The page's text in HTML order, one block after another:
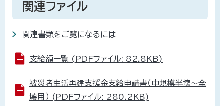
関連ファイル
関連書類をご覧になるには
支給額一覧 (PDFファイル: 82.8KB)
被災者生活再建支援金支給申請書（中規模半壊～全
壊用） (PDFファイル: 280.2KB)